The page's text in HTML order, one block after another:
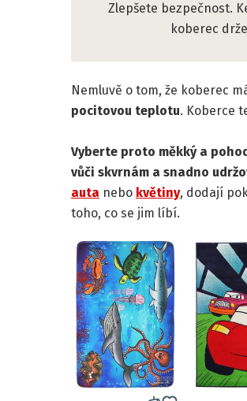
Zlepšete bezpečnost.
koberec
Nemluvě o tom, že koberec
pocitovou teplotu. Koberce
Vyberte proto měkký a
vůči skvrnám a snadno
auta nebo květiny, dodají
toho, co se jim líbí.